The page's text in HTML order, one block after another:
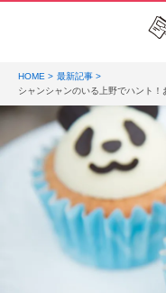
HOME
最新記事
シャンシャンのいる上野でハント